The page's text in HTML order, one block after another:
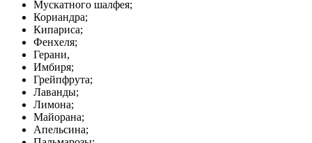
Мускатного шалфея;
Кориандра;
Кипариса;
Фенхеля;
Герани,
Имбиря;
Грейпфрута;
Лаванды;
Лимона;
Майорана;
Апельсина;